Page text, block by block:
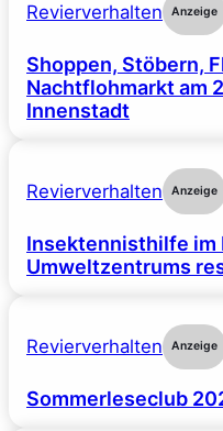
Revierverhalten Anzeige
Shoppen, Stöbern,
Nachtflohmarkt am
Innenstadt
Revierverhalten Anzeige
Insektennisthilfe im
Umweltzentrums
Revierverhalten Anzeige
Sommerleseclub